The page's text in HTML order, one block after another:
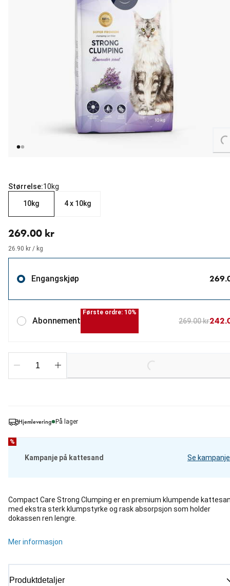
Loading...
Hjemlevering På lager
%
Kampanje på kattesand Se kampanje
Compact Care Strong Clumping er en premium klumpende
med ekstra sterk klumpstyrke og rask absorpsjon som holder
dokassen ren lengre.
Mer informasjon
Produktdetaljer
Størrelse:10kg
10kg 4 x 10kg
269.00 kr
26.90 kr / kg
Engangskjøp
Abonnement
Første ordre: 10%
269.00 kr
Loading...